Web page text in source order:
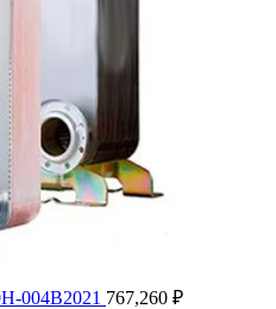
004B2021 767,260 ₽